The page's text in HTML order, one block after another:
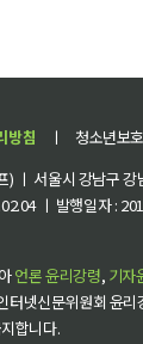
방침 ㅣ 청소년보
) ㅣ 서울시 강남구
ㅣ 발행일자 :
언론 윤리강령, 기자
넷신문위원회 윤
합니다.